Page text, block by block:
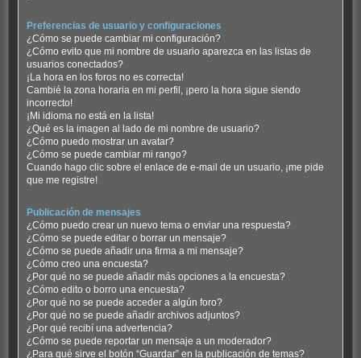
Preferencias de usuario y configuraciones
¿Cómo se puede cambiar mi configuración?
¿Cómo evito que mi nombre de usuario aparezca en las listas de
usuarios conectados?
¡La hora en los foros no es correcta!
Cambié la zona horaria en mi perfil, ¡pero la hora sigue siendo
incorrecto!
¡Mi idioma no está en la lista!
¿Qué es la imagen al lado de mi nombre de usuario?
¿Cómo puedo mostrar un avatar?
¿Cómo se puede cambiar mi rango?
Cuando hago clic sobre el enlace de e-mail de un usuario, ¡me pide
que me registre!
Publicación de mensajes
¿Cómo puedo crear un nuevo tema o enviar una respuesta?
¿Cómo se puede editar o borrar un mensaje?
¿Cómo se puede añadir una firma a mi mensaje?
¿Cómo creo una encuesta?
¿Por qué no se puede añadir más opciones a la encuesta?
¿Cómo edito o borro una encuesta?
¿Por qué no se puede acceder a algún foro?
¿Por qué no se puede añadir archivos adjuntos?
¿Por qué recibí una advertencia?
¿Cómo se puede reportar un mensaje a un moderador?
¿Para qué sirve el botón “Guardar” en la publicación de temas?